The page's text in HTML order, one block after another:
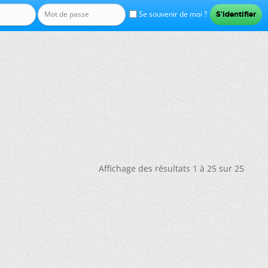
Se souvenir de moi ?
Affichage des résultats 1 à 25 sur 25